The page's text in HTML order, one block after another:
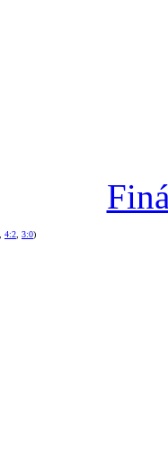
4:2 3:0)